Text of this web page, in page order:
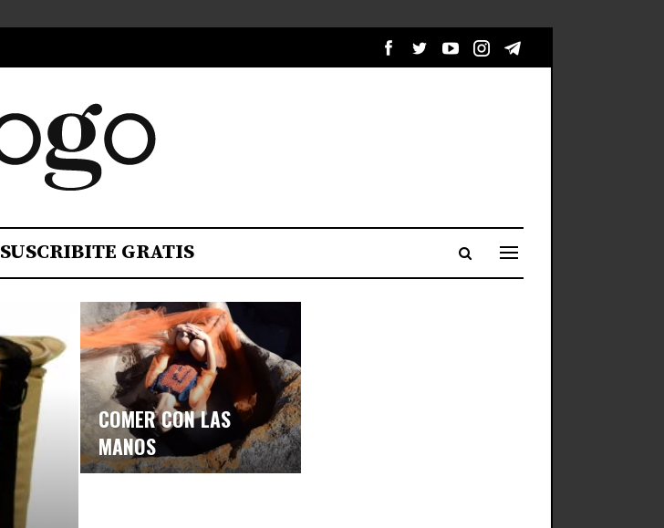
SUSCRIBITE GRATIS
COMER CON LAS
MANOS